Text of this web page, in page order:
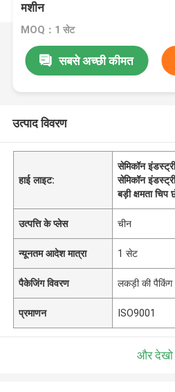
मशीन
MOQ：1 सेट
सबसे अच्छी कीमत
उत्पाद विवरण
हाई लाइट:
सेमिकॉन
सेमिकॉन
बड़ी क्षमता चिप
उत्पत्ति के प्लेस चीन
न्यूनतम आदेश मात्रा 1 सेट
पैकेजिंग विवरण लकड़ी की पैकिंग
प्रमाणन ISO9001
और देखो